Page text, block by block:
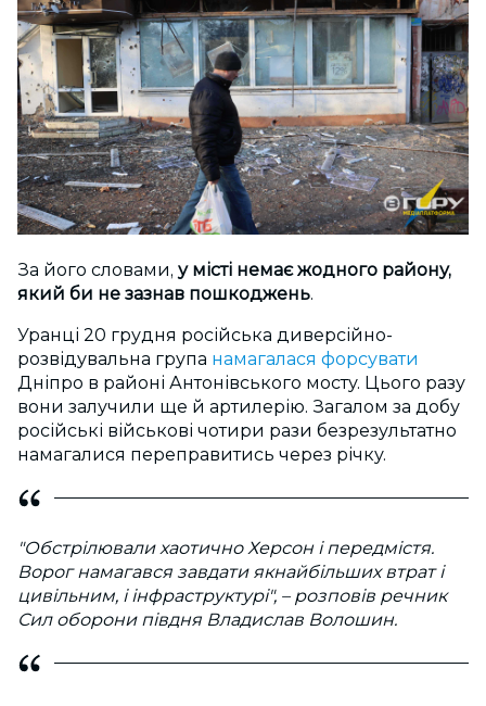
За його словами, у місті немає жодного району,
який би не зазнав пошкоджень.
Уранці 20 грудня російська диверсійно-
розвідувальна група намагалася форсувати
Дніпро в районі Антонівського мосту. Цього разу
вони залучили ще й артилерію. Загалом за добу
російські військові чотири рази безрезультатно
намагалися переправитись через річку.
"Обстрілювали хаотично Херсон і передмістя.
Ворог намагався завдати якнайбільших втрат і
цивільним, і інфраструктурі", – розповів речник
Сил оборони півдня Владислав Волошин.